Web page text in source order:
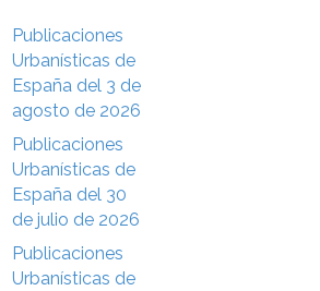
Publicaciones
Urbanísticas de
España del 3 de
agosto de 2026
Publicaciones
Urbanísticas de
España del 30
de julio de 2026
Publicaciones
Urbanísticas de